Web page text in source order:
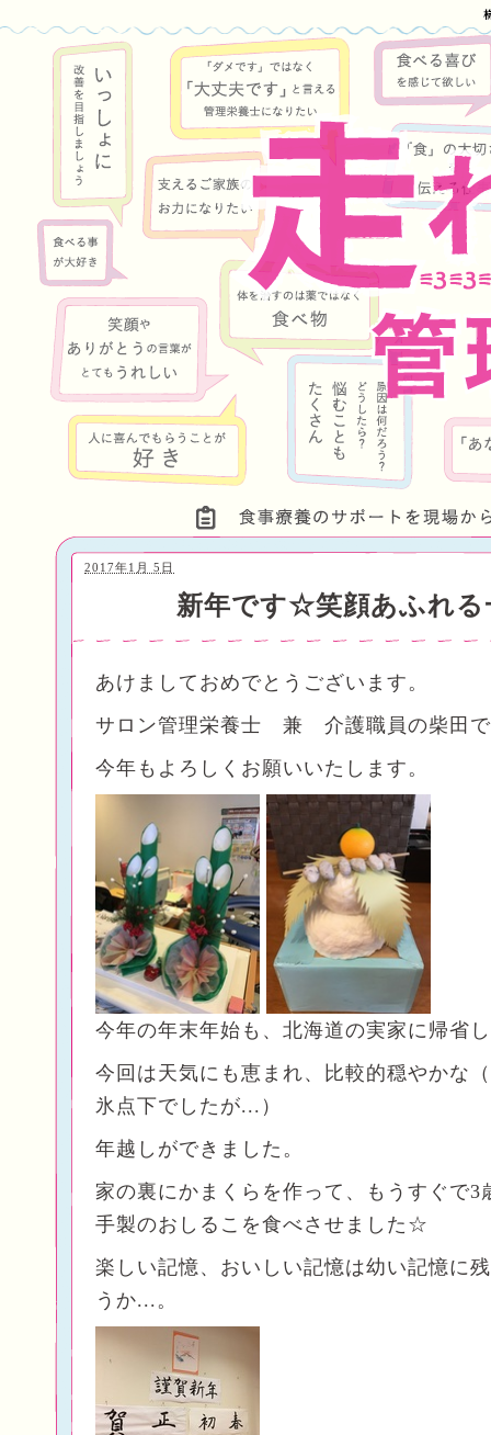
新年です☆笑顔あふれる
2017年1月 5日
あけましておめでとうございます。
サロン管理栄養士 兼 介護職員の柴田
今年もよろしくお願いいたします。
今年の年末年始も、北海道の実家に帰省
今回は天気にも恵まれ、比較的穏やかな
氷点下でしたが...）
年越しができました。
家の裏にかまくらを作って、もうすぐで3
手製のおしるこを食べさせました☆
楽しい記憶、おいしい記憶は幼い記憶に
うか...。